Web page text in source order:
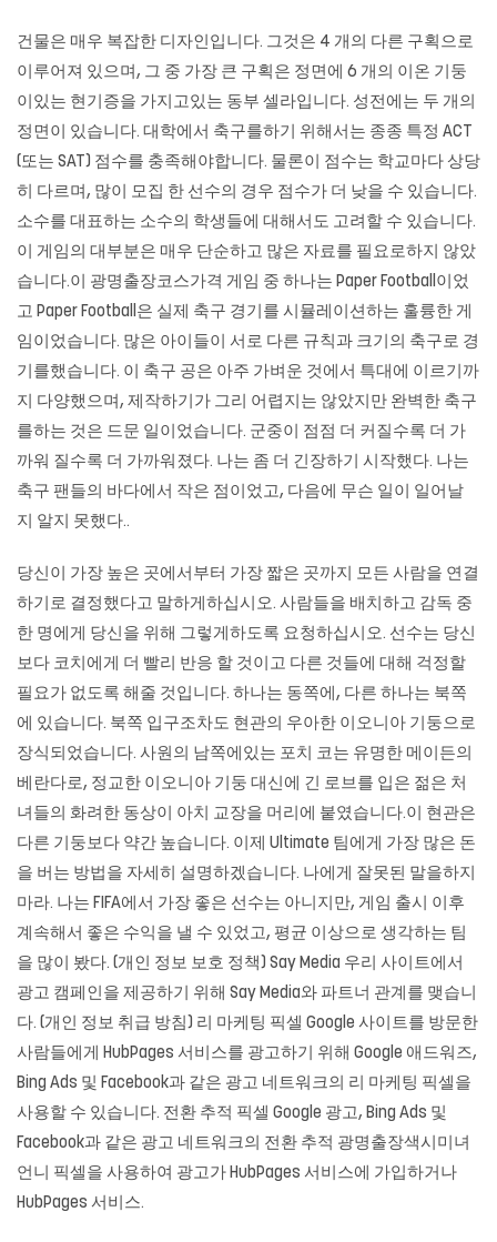
건물은 매우 복잡한 디자인입니다. 그것은 4 개의 다른 구획으로
이루어져 있으며, 그 중 가장 큰 구획은 정면에 6 개의 이온 기둥
이있는 현기증을 가지고있는 동부 셀라입니다. 성전에는 두 개의
정면이 있습니다. 대학에서 축구를하기 위해서는 종종 특정 ACT
(또는 SAT) 점수를 충족해야합니다. 물론이 점수는 학교마다 상당
히 다르며, 많이 모집 한 선수의 경우 점수가 더 낮을 수 있습니다.
소수를 대표하는 소수의 학생들에 대해서도 고려할 수 있습니다.
이 게임의 대부분은 매우 단순하고 많은 자료를 필요로하지 않았
습니다.이 광명출장코스가격 게임 중 하나는 Paper Football이었
고 Paper Football은 실제 축구 경기를 시뮬레이션하는 훌륭한 게
임이었습니다. 많은 아이들이 서로 다른 규칙과 크기의 축구로 경
기를했습니다. 이 축구 공은 아주 가벼운 것에서 특대에 이르기까
지 다양했으며, 제작하기가 그리 어렵지는 않았지만 완벽한 축구
를하는 것은 드문 일이었습니다. 군중이 점점 더 커질수록 더 가
까워 질수록 더 가까워졌다. 나는 좀 더 긴장하기 시작했다. 나는
축구 팬들의 바다에서 작은 점이었고, 다음에 무슨 일이 일어날
지 알지 못했다..
당신이 가장 높은 곳에서부터 가장 짧은 곳까지 모든 사람을 연결
하기로 결정했다고 말하게하십시오. 사람들을 배치하고 감독 중
한 명에게 당신을 위해 그렇게하도록 요청하십시오. 선수는 당신
보다 코치에게 더 빨리 반응 할 것이고 다른 것들에 대해 걱정할
필요가 없도록 해줄 것입니다. 하나는 동쪽에, 다른 하나는 북쪽
에 있습니다. 북쪽 입구조차도 현관의 우아한 이오니아 기둥으로
장식되었습니다. 사원의 남쪽에있는 포치 코는 유명한 메이든의
베란다로, 정교한 이오니아 기둥 대신에 긴 로브를 입은 젊은 처
녀들의 화려한 동상이 아치 교장을 머리에 붙였습니다.이 현관은
다른 기둥보다 약간 높습니다. 이제 Ultimate 팀에게 가장 많은 돈
을 버는 방법을 자세히 설명하겠습니다. 나에게 잘못된 말을하지
마라. 나는 FIFA에서 가장 좋은 선수는 아니지만, 게임 출시 이후
계속해서 좋은 수익을 낼 수 있었고, 평균 이상으로 생각하는 팀
을 많이 봤다. (개인 정보 보호 정책) Say Media 우리 사이트에서
광고 캠페인을 제공하기 위해 Say Media와 파트너 관계를 맺습니
다. (개인 정보 취급 방침) 리 마케팅 픽셀 Google 사이트를 방문한
사람들에게 HubPages 서비스를 광고하기 위해 Google 애드워즈,
Bing Ads 및 Facebook과 같은 광고 네트워크의 리 마케팅 픽셀을
사용할 수 있습니다. 전환 추적 픽셀 Google 광고, Bing Ads 및
Facebook과 같은 광고 네트워크의 전환 추적 광명출장색시미녀
언니 픽셀을 사용하여 광고가 HubPages 서비스에 가입하거나
HubPages 서비스.